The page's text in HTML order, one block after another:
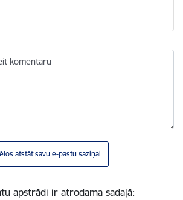
komentāru
atstāt savu e-pastu saziņai
apstrādi ir atrodama sadaļā: